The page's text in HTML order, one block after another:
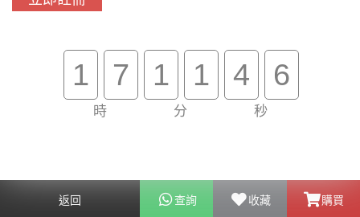
返回 查詢 收藏 購買
關於我們
客戶服務
1 7
時
1 1
分
4 6
秒